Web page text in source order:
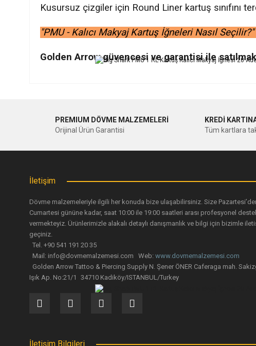
Kusursuz çizgiler için Round Liner kartuş sınıfını
"PMU - Kalıcı Makyaj Kartuş İğneleri Nasıl
Golden Arrow güvencesi ve garantisi ile
Ürün resmi kalitesiz, bozuk veya görüntülenemiyor.
PREMIUM DÖVME MALZEMELERİ
Orijinal Ürün Garantisi
KREDİ
Tüm kartlara
İletişim
Dövme malzemeleriyle ilgili her konuda bize ulaşabilirsiniz. Size
Cumartesi gününe kadar, saat 10:00 ile 19:00 saatleri arası profesyonel
vermekteyiz. Ürünlerimizle alakalı detaylı danışmanlık ve bilgi için bizimle
geçiniz.
Tel. +90 541 191 20 35
Mail: info@dovmemalzemesi.com Web: www.dovmemalzemesi.com
Golden Arrow Tattoo & Piercing Supply N. Şener ÖNER Caferaga mah.
Işık Ap. No:21/1 34710 Kadiköy/ISTANBUL/Turkey
İletişim Bilgileri